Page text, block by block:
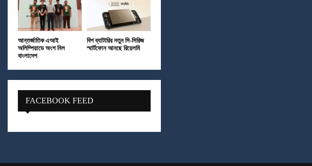
আন্তর্জাতিক এআই
অলিম্পিয়াডে অংশ নিল
বাংলাদেশ
বিগ ব্যাটারির নতুন সি-সিরিজ
স্মার্টফোন আনছে রিয়েলমি
FACEBOOK FEED